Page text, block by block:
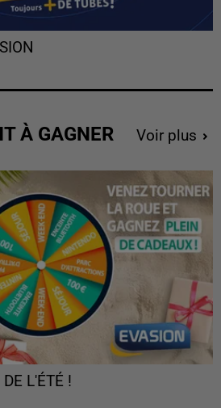
À GAGNER Voir plus
L'ÉTÉ !